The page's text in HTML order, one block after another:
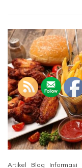
Artikel Blog Informasi